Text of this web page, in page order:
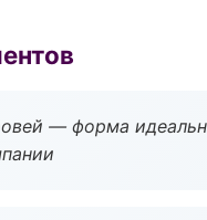
— форма